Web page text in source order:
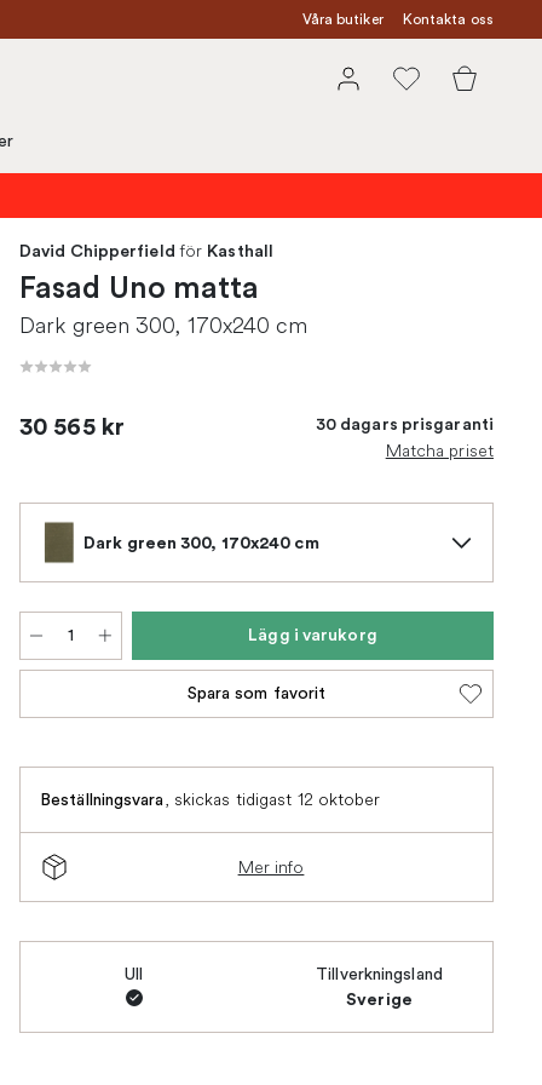
Våra butiker Kontakta oss
David Chipperfield för Kasthall
Fasad Uno matta
Dark green 300, 170x240 cm
30 565 kr 30 dagars prisgaranti
Matcha priset
Dark green 300, 170x240 cm
Lägg i varukorg
Spara som favorit
Beställningsvara, skickas tidigast 12 oktober
Mer info
Ull Tillverkningsland
Sverige